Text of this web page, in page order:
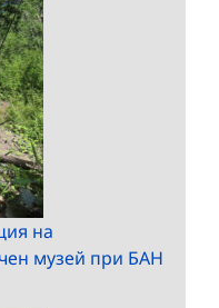
на
музей при БАН